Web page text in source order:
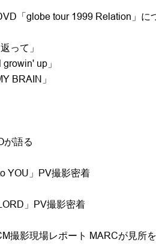
「globe tour 1999 Relation」に
って」
up」
BRAIN」
が語る
YOU」PV撮影密着
」PV撮影密着
撮影現場レポート MARCが見所